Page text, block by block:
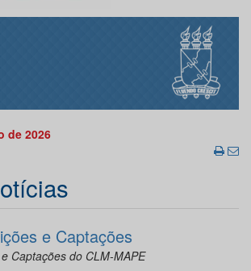
de 2026
e Captações
Captações do CLM-MAPE